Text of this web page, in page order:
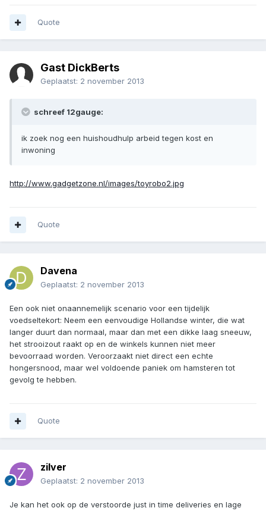
Quote
Gast DickBerts
Geplaatst: 2 november 2013
schreef 12gauge:
ik zoek nog een huishoudhulp arbeid tegen kost en
inwoning
http://www.gadgetzone.nl/images/toyrobo2.jpg
Quote
Davena
Geplaatst: 2 november 2013
Een ook niet onaannemelijk scenario voor een tijdelijk
voedseltekort: Neem een eenvoudige Hollandse winter, die wat
langer duurt dan normaal, maar dan met een dikke laag sneeuw,
het strooizout raakt op en de winkels kunnen niet meer
bevoorraad worden. Veroorzaakt niet direct een echte
hongersnood, maar wel voldoende paniek om hamsteren tot
gevolg te hebben.
Quote
zilver
Geplaatst: 2 november 2013
Je kan het ook op de verstoorde just in time deliveries en lage